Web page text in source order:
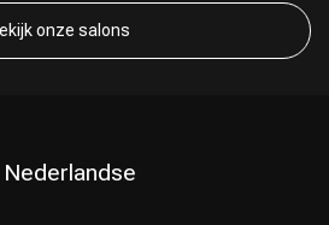
onze salons